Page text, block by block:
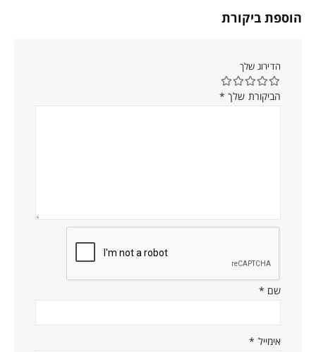
הוספת ביקורת
הדירוג שלך
הביקורת שלך *
שם *
אימייל *